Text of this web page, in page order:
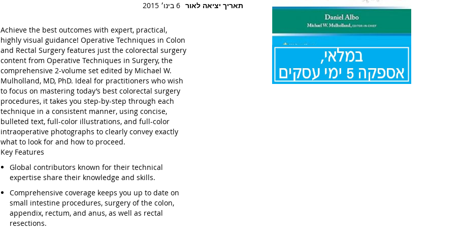
תאריך יציאה לאור 6 בינו׳ 2015
Achieve the best outcomes with expert, practical,
highly visual guidance! Operative Techniques in Colon
and Rectal Surgeryfeatures just the colorectal surgery
content from Operative Techniques in Surgery,the
comprehensive 2-volume set edited by Michael W.
Mulholland, MD, PhD. Ideal for practitioners who wish
to focus on mastering today’s best colorectal surgery
procedures, it takes you step-by-step through each
technique in a consistent manner, using concise,
bulleted text, full-color illustrations, and full-color
intraoperative photographs to clearly convey exactly
what to look for and how to proceed.
Key Features
Global contributors known for their technical
expertise share their knowledge and skills.
Comprehensive coverage keeps you up to dateon
small intestine procedures, surgery of the colon,
appendix, rectum, and anus, as well as rectal
resections.